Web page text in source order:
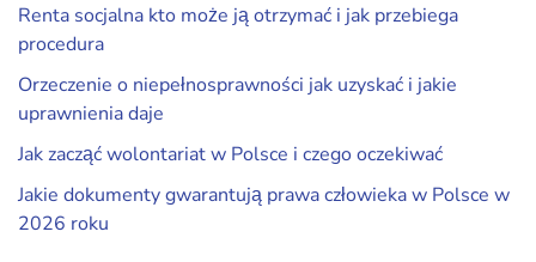
Renta socjalna kto może ją otrzymać i jak przebiega
procedura
Orzeczenie o niepełnosprawności jak uzyskać i jakie
uprawnienia daje
Jak zacząć wolontariat w Polsce i czego oczekiwać
Jakie dokumenty gwarantują prawa człowieka w Polsce w
2026 roku